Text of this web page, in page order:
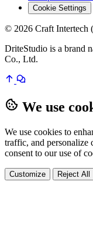
Cookie Settings
© 2026 Craft Intertech
DriteStudio is a brand
Co., Ltd.
We use
We use cookies to
traffic, and
consent to our use of
Customize Reject All